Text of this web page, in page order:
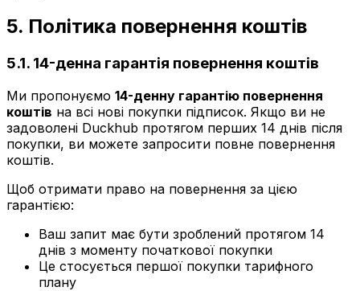
5. Політика повернення коштів
5.1. 14-денна гарантія повернення коштів
Ми пропонуємо 14-денну гарантію повернення
коштів на всі нові покупки підписок. Якщо ви не
задоволені Duckhub протягом перших 14 днів після
покупки, ви можете запросити повне повернення
коштів.
Щоб отримати право на повернення за цією
гарантією:
Ваш запит має бути зроблений протягом 14
днів з моменту початкової покупки
Це стосується першої покупки тарифного
плану